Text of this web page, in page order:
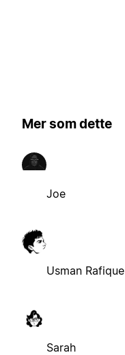
Mer som dette
Joe
Usman Rafique
Sarah